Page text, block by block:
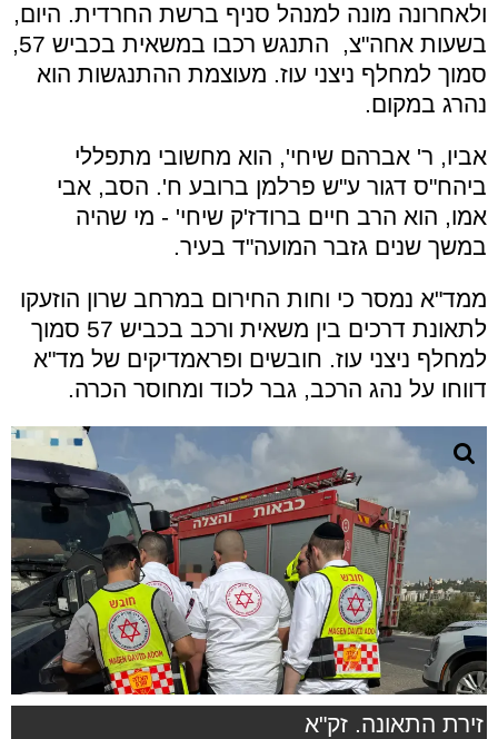
ולאחרונה מונה למנהל סניף ברשת החרדית. היום,
בשעות אחה"צ, התנגש רכבו במשאית בכביש 57,
סמוך למחלף ניצני עוז. מעוצמת ההתנגשות הוא
נהרג במקום.
אביו, ר' אברהם שיחי', הוא מחשובי מתפללי
ביהח"ס דגור ע"ש פרלמן ברובע ח'. הסב, אבי
אמו, הוא הרב חיים ברודז'ק שיחי' - מי שהיה
במשך שנים גזבר המועה"ד בעיר.
ממד"א נמסר כי וחות החירום במרחב שרון הוזעקו
לתאונת דרכים בין משאית ורכב בכביש 57 סמוך
למחלף ניצני עוז. חובשים ופראמדיקים של מד"א
דווחו על נהג הרכב, גבר לכוד ומחוסר הכרה.
זירת התאונה. זק"א